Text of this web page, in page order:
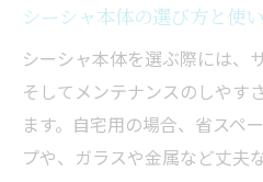
シーシャ本体の選び方と使
シーシャ本体を選ぶ際には、
そしてメンテナンスのしやす
ます。自宅用の場合、省スペ
プや、ガラスや金属など丈夫